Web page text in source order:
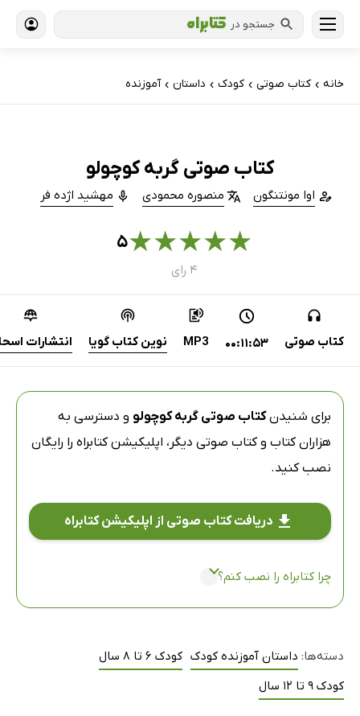
جستجو در
خانه › کتاب‌ صوتی › کودک › داستان › آموزنده
کتاب صوتی گربه کوچولو
اوا مونتنگون منصوره محمودی مهشید اژده فر
★
★
★
★
★۵
۴ رای
کتاب صوتی 00:11:53
MP3 نوین کتاب گویا انتشارات
برای شنیدنکتاب صوتی گربه کوچولو و دسترسی به
هزاران کتاب و کتاب صوتی دیگر، اپلیکیشن کتابراه را رایگان
نصب کنید.
دریافت کتاب صوتی از اپلیکیشن کتابراه
چرا کتابراه را نصب کنم؟
دسته‌ها: داستان آموزنده کودک کودک 6 تا 8 سال
کودک 9 تا 12 سال